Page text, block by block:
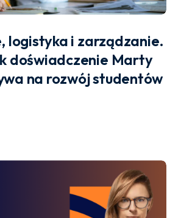
logistyka i zarządzanie.
doświadczenie Marty
na rozwój studentów